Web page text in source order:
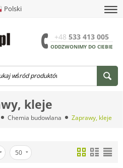
Polski
+48 533 413 005
ODDZWONIMY DO CIEBIE
kleje
Chemia budowlana Zaprawy, kleje
50